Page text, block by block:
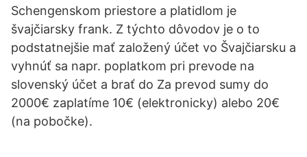
Schengenskom priestore a platidlom je
švajčiarsky frank. Z týchto dôvodov je o to
podstatnejšie mať založený účet vo Švajčiarsku a
vyhnúť sa napr. poplatkom pri prevode na
slovenský účet a brať do Za prevod sumy do
2000€ zaplatíme 10€ (elektronicky) alebo 20€
(na pobočke).